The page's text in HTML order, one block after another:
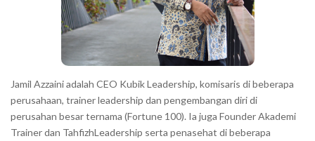
Jamil Azzaini adalah CEO Kubik Leadership, komisaris di beberapa
perusahaan, trainer leadership dan pengembangan diri di
perusahan besar ternama (Fortune 100). Ia juga Founder Akademi
Trainer dan TahfizhLeadership serta penasehat di beberapa